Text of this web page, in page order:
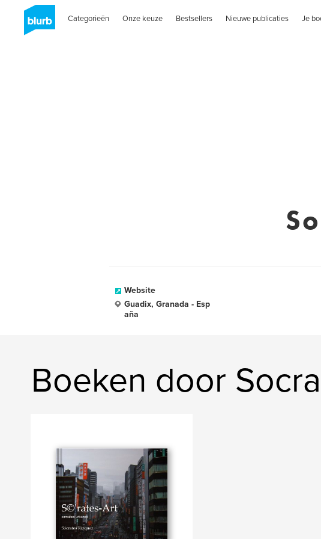
Categorieën Onze keuze Bestsellers Nieuwe publicaties Je
Website
Guadix, Granada - Esp
aña
Boeken door